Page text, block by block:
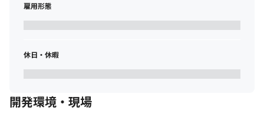
官公庁などのクライアント様から、分析支援や業務効率化・DX
推進支援のご依頼を
多数いただいております。
■使用ツール・開発環境
・  データベース ：  Oracle Database、SQL Server、MySQL、
雇用形態
休日・休暇
開発環境・現場